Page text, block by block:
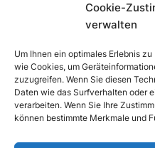
Cookie-
verwalten
Um Ihnen ein optimales Erlebnis
wie Cookies, um
zuzugreifen. Wenn Sie diesen
Daten wie das Surfverhalten oder
verarbeiten. Wenn Sie Ihre
können bestimmte Merkmale und
WICHTIGES
Zahlungsmöglichkeiten
Versandmöglichkeiten
Newsletter
ALLGEMEIN